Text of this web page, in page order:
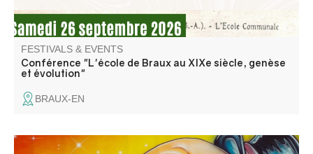
FESTIVALS & EVENTS
Conférence "L'école de Braux au XIXe siècle, genèse
et évolution"
BRAUX-EN